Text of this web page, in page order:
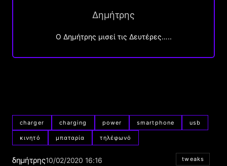
Δημήτρης
O Δημήτρης μισεί τις Δευτέρες…..
charger charging power smartphone usb
κινητό μπαταρία τηλέφωνό
δημήτρης10/02/2020 16:16 tweaks